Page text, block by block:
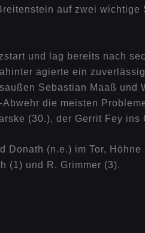
auf zwei
und lag bereits nach
agierte ein
Sebastian Maaß
die meisten
(30.), der Gerrit Fey
Donath (n.e.) im Tor,
(1) und R. Grimmer (3).